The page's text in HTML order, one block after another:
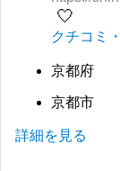
🤍
クチコミ
京都府
京都市
詳細を見る